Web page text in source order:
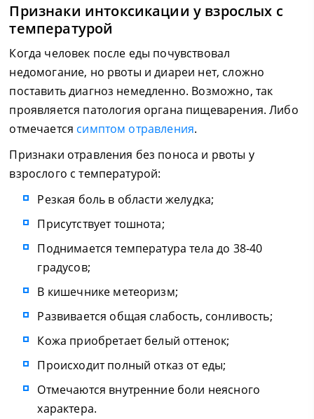
Признаки интоксикации у взрослых с
температурой
Когда человек после еды почувствовал
недомогание, но рвоты и диареи нет, сложно
поставить диагноз немедленно. Возможно, так
проявляется патология органа пищеварения. Либо
отмечается симптом отравления.
Признаки отравления без поноса и рвоты у
взрослого с температурой:
Резкая боль в области желудка;
Присутствует тошнота;
Поднимается температура тела до 38-40
градусов;
В кишечнике метеоризм;
Развивается общая слабость, сонливость;
Кожа приобретает белый оттенок;
Происходит полный отказ от еды;
Отмечаются внутренние боли неясного
характера.